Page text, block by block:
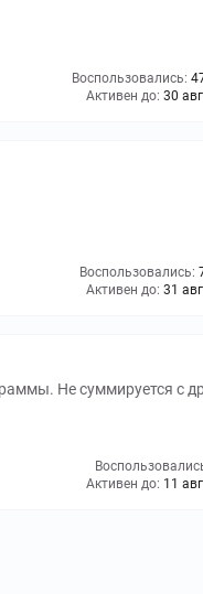
Воспользовались:
Активен до: 30
Воспользовались:
Активен до: 31
Не суммируется с
Активен до: 11